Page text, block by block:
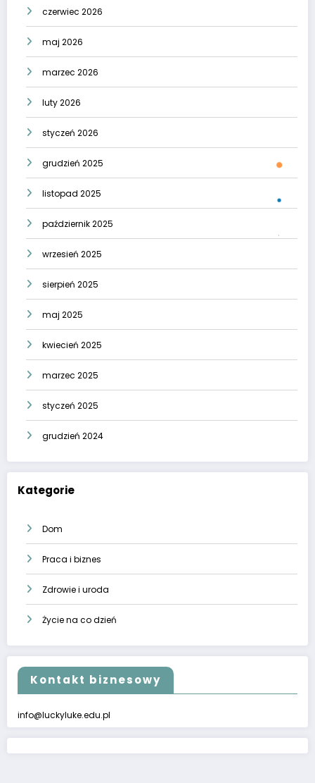
czerwiec 2026
maj 2026
marzec 2026
luty 2026
styczeń 2026
grudzień 2025
listopad 2025
październik 2025
wrzesień 2025
sierpień 2025
maj 2025
kwiecień 2025
marzec 2025
styczeń 2025
grudzień 2024
Kategorie
Dom
Praca i biznes
Zdrowie i uroda
Życie na co dzień
Kontakt biznesowy
info@luckyluke.edu.pl